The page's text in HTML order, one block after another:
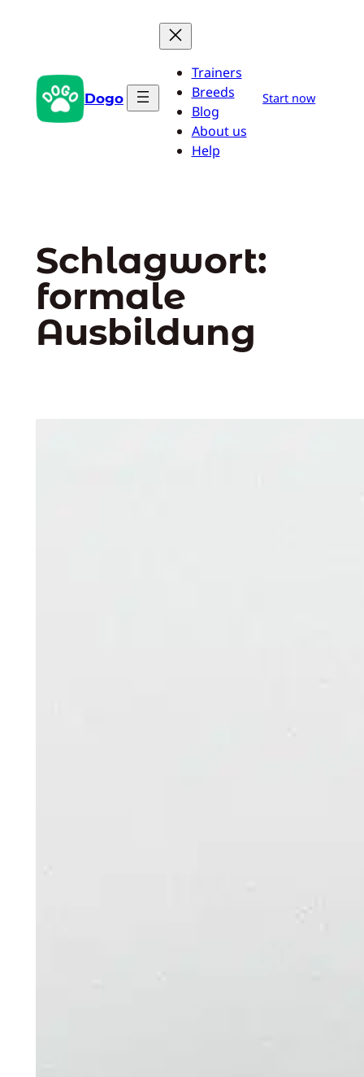
Dogo
Trainers
Breeds
Blog
About us
Help
Start now
Schlagwort:
formale
Ausbildung